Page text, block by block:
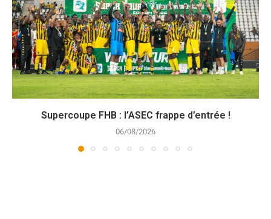
Supercoupe FHB : l’ASEC frappe d’entrée !
06/08/2026